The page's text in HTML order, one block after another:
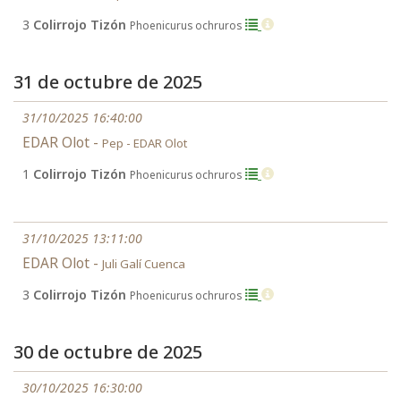
3 Colirrojo Tizón Phoenicurus ochruros
31 de octubre de 2025
31/10/2025 16:40:00
EDAR Olot - Pep - EDAR Olot
1 Colirrojo Tizón Phoenicurus ochruros
31/10/2025 13:11:00
EDAR Olot - Juli Galí Cuenca
3 Colirrojo Tizón Phoenicurus ochruros
30 de octubre de 2025
30/10/2025 16:30:00